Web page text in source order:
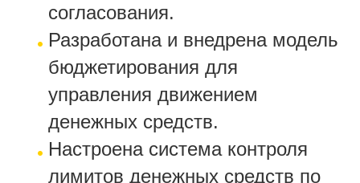
согласования.
Разработана и внедрена модель
бюджетирования для
управления движением
денежных средств.
Настроена система контроля
лимитов денежных средств по